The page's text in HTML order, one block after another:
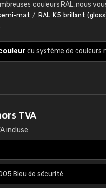
couleurs RAL, nous
mat / RAL K5 brillant
du système de couleurs
TVA
incluse